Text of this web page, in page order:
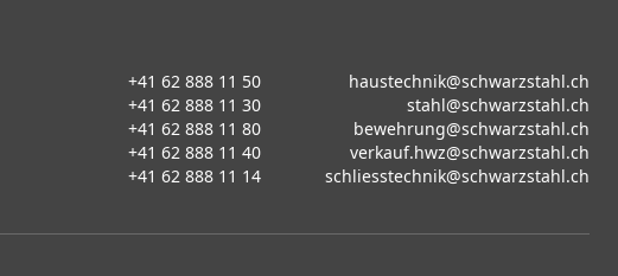
+41 62 888 11 50
haustechnik@schwarzstahl.ch
+41 62 888 11 30
stahl@schwarzstahl.ch
+41 62 888 11 80
bewehrung@schwarzstahl.ch
+41 62 888 11 40
verkauf.hwz@schwarzstahl.ch
+41 62 888 11 14 schliesstechnik@schwarzstahl.ch